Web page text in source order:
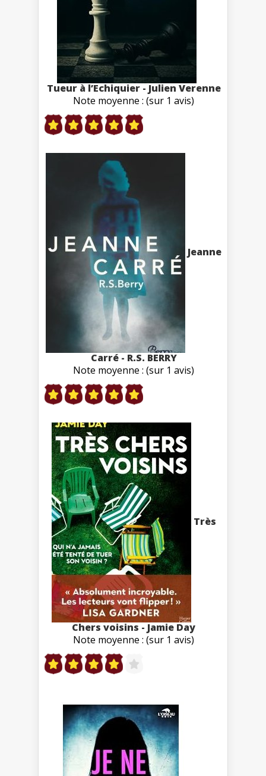
Tueur à l’Echiquier - Julien Verenne
Note moyenne : (sur 1 avis)
Jeanne
Carré - R.S. BERRY
Note moyenne : (sur 1 avis)
Très
Chers voisins - Jamie Day
Note moyenne : (sur 1 avis)